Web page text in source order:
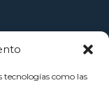
tecnologías como las